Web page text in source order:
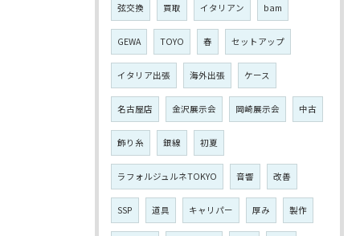
弦交換 買取 イタリアン bam
GEWA TOYO 春 セットアップ
イタリア出張 海外出張 ケース
名古屋店 金沢展示会 岡崎展示会 中古
飾り糸 銀線 初夏
ラフォルジュルネTOKYO 音響 改善
SSP 道具 キャリパー 厚み 製作